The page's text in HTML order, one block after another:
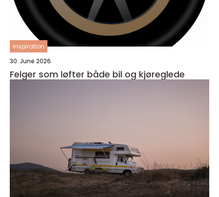
inspiration
30. June 2026
Felger som løfter både bil og kjøreglede